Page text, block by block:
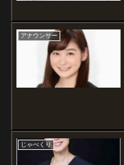
アナウンサー
じゃべくり